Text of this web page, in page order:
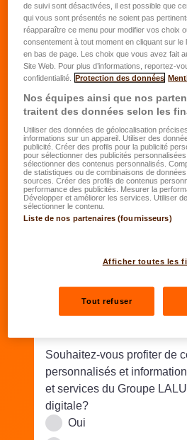
Prénom de
l'étudiant*
Date de
naissance*
Email*
Adresse du logement
Rue/N°*
Pays*
Souhaitez-vous profiter de
personnalisés et
et services du Groupe
digitale?
Oui
de suivi sont désactivées, il est possible que
qui vous sont présentés ne soient pas
réapparaître ce menu pour modifier vos choix
consentement à tout moment en cliquant sur le
en bas de page. Les choix que vous avez fait
Site Web. Pour plus d’informations, reportez-
confidentialité.
Protection des données
Nos équipes ainsi que nos
traitent des données selon les
Utiliser des données de géolocalisation
informations sur un appareil. Utiliser des
publicité. Créer des profils pour la publicité
pour sélectionner des publicités
sélectionner des contenus personnalisés.
de statistiques ou de combinaisons de
sources. Créer des profils de contenus
performance des publicités. Mesurer la
Développer et améliorer les services. Utiliser
sélectionner le contenu.
Liste de nos partenaires (fournisseurs)
Afficher toutes les
Tout refuser